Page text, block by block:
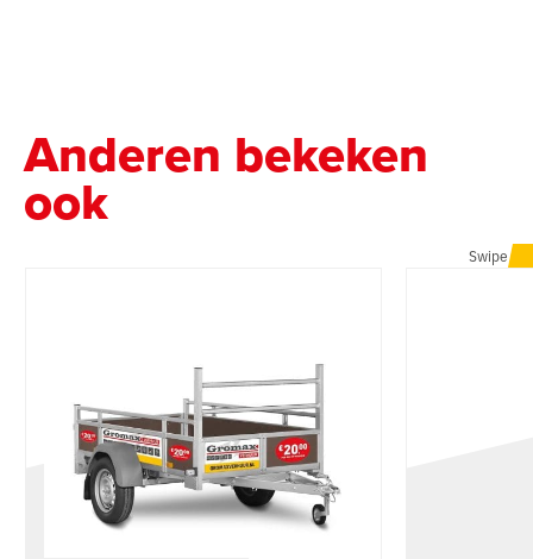
Anderen bekeken
ook
Swipe